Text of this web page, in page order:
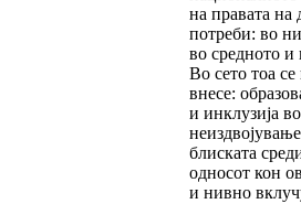
на правата на
потреби: во
во средното и
Во сето тоа се
внесе:
и инклузија
блиската
односот кон
и нивно